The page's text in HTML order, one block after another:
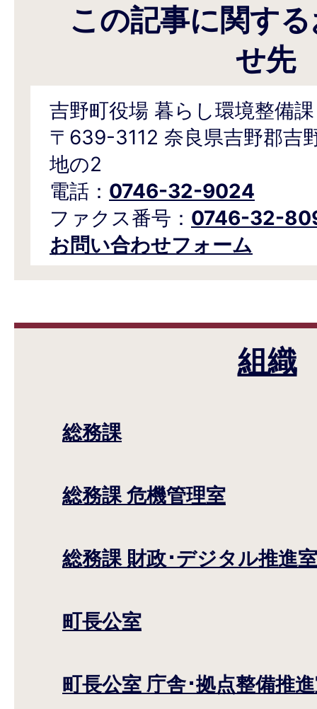
この記事に関す
せ先
吉野町役場 暮らし環境整備
〒639-3112 奈良県吉野郡吉
地の2
電話： 0746-32-9024
ファクス番号： 0746-32-
お問い合わせフォーム
組織
総務課
総務課 危機管理室
総務課 財政･デジタル推進室
町長公室
町長公室 庁舎･拠点整備推